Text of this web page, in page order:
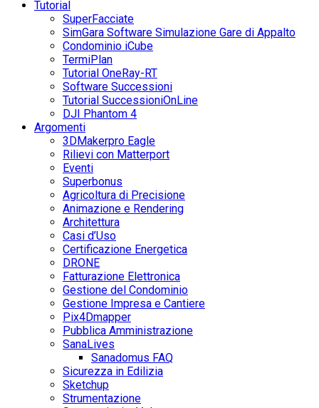
Tutorial
SuperFacciate
SimGara Software Simulazione Gare di Appalto
Condominio iCube
TermiPlan
Tutorial OneRay-RT
Software Successioni
Tutorial SuccessioniOnLine
DJI Phantom 4
Argomenti
3DMakerpro Eagle
Rilievi con Matterport
Eventi
Superbonus
Agricoltura di Precisione
Animazione e Rendering
Architettura
Casi d’Uso
Certificazione Energetica
DRONE
Fatturazione Elettronica
Gestione del Condominio
Gestione Impresa e Cantiere
Pix4Dmapper
Pubblica Amministrazione
SanaLives
Sanadomus FAQ
Sicurezza in Edilizia
Sketchup
Strumentazione